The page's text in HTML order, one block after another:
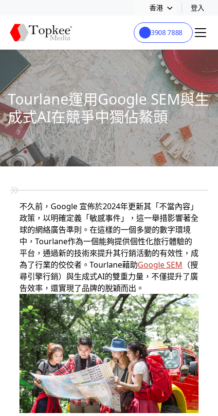
香港 登入
3908 7888
Tourlane運用Google SEM與生
成式AI在競爭中獨佔鰲頭
不久前，Google 宣佈於2024年更新其「不當內容」
政策，以明確定義「敏感事件」，這一舉措影響著全
球的網絡廣告準則。在這樣的一個多變的數字環境
中，Tourlane作為一個能夠提供個性化旅行體驗的
平台，通過新的技術來提升其行銷活動的有效性，成
為了行業的佼佼者。Tourlane藉助Google SEM （搜
尋引擎行銷）與生成式AI的雙重力量，不僅提升了廣
告效率，還實現了品牌的脫穎而出。